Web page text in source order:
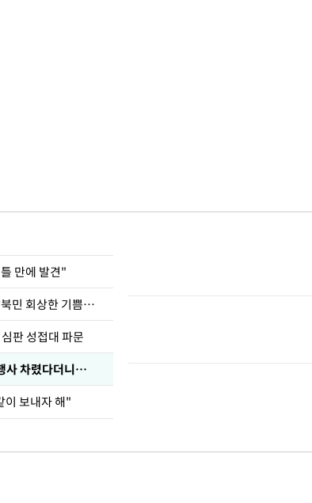
만에 발견"
"바지 벗고 앞뒤로 돌아"…탈북민 회상한 기쁨조 검사
판 성접대 파문
사 차렸다더니…
이 보내자 해"